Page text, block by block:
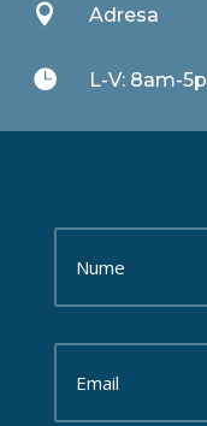
 Adresa
 L-V: 8am-